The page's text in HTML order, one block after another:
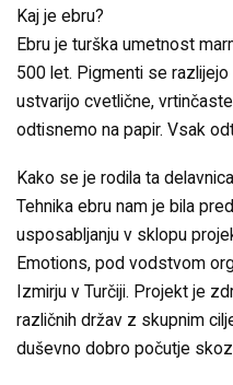
Kaj je ebru?
Ebru je turška umetnost
500 let. Pigmenti se
ustvarijo cvetlične,
odtisnemo na papir. Vsak
Kako se je rodila ta
Tehnika ebru nam je bila
usposabljanju v sklopu
Emotions, pod vodstvom
Izmirju v Turčiji. Projekt je
različnih držav z skupnim
duševno dobro počutje